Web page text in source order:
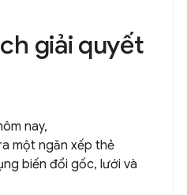
giải quyết
nay,
một ngăn xếp thẻ
biến đổi gốc, lưới và